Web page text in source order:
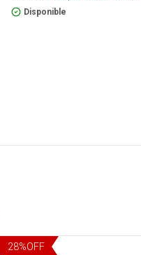
Disponible
28%OFF